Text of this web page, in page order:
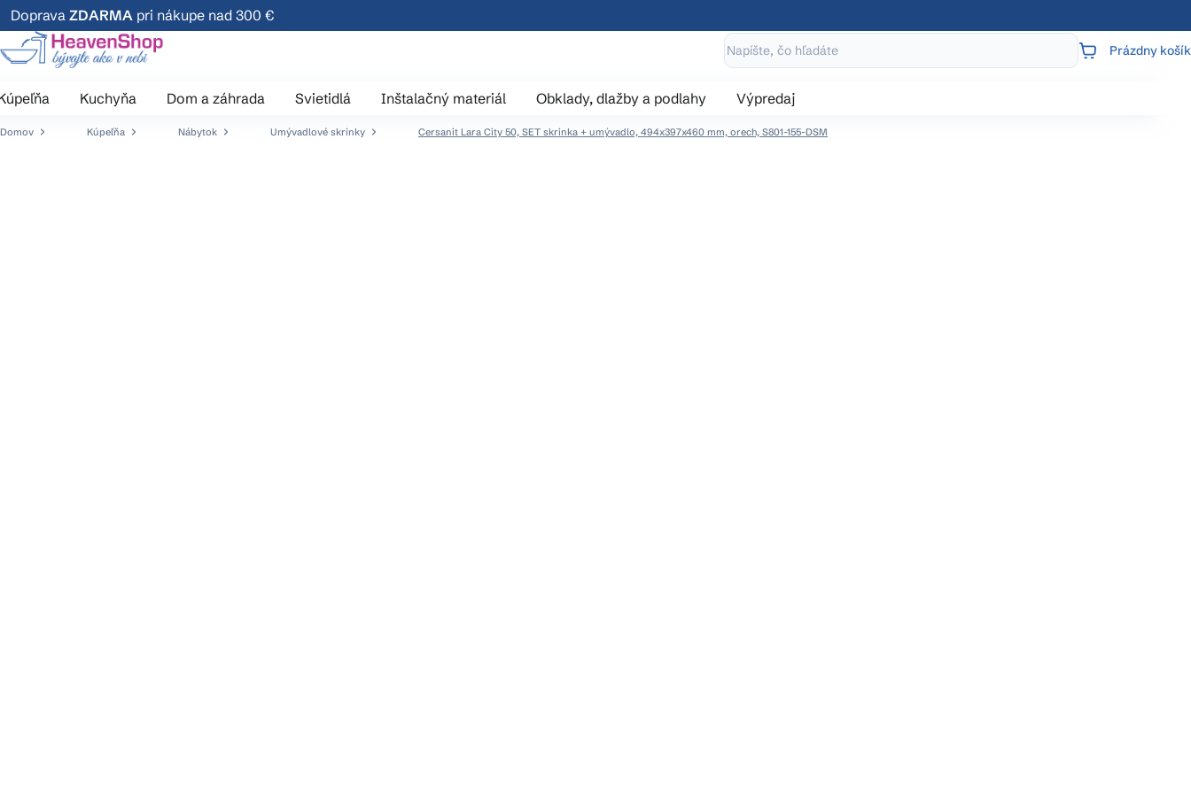
Prejsť
na
obsah
Doprava ZDARMA pri nákupe nad 300 €
NÁKUPNÝ
Prázdny košík
Kuchyňa Dom a záhrada Svietidlá Inštalačný materiál Obklady, dlažby a podlahy Výpredaj
Domov Kúpeľňa Nábytok Umývadlové skrinky Cersanit Lara City 50, SET skrinka + umývadlo, 494x397x460 mm, orech, S801-155-DSM